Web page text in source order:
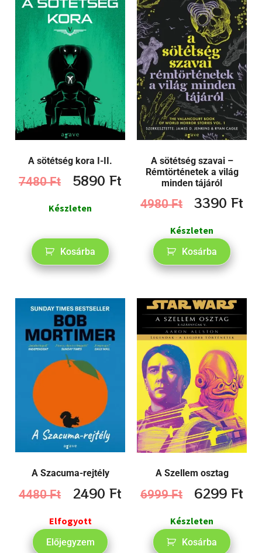
A sötétség kora I-II.
7480Ft 5890 Ft
Készleten
Kosárba
A sötétség szavai –
Rémtörténetek a világ
minden tájáról
4980Ft 3390 Ft
Készleten
Kosárba
A Szacuma-rejtély
4480Ft 2490 Ft
Elfogyott
Előjegyzem
A Szellem osztag
6999Ft 6299 Ft
Készleten
Kosárba